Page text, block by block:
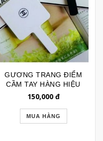
GƯƠNG TRANG ĐIỂM
CẦM TAY HÀNG HIỆU
CHANEL TRẮNG 083
150,000đ
MUA HÀNG